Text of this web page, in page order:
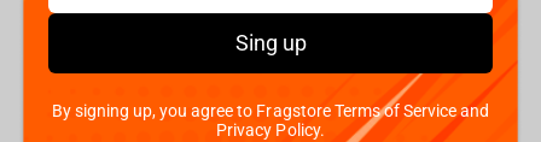
Sing up
By signing up, you agree to Fragstore Terms of Service and
Privacy Policy.